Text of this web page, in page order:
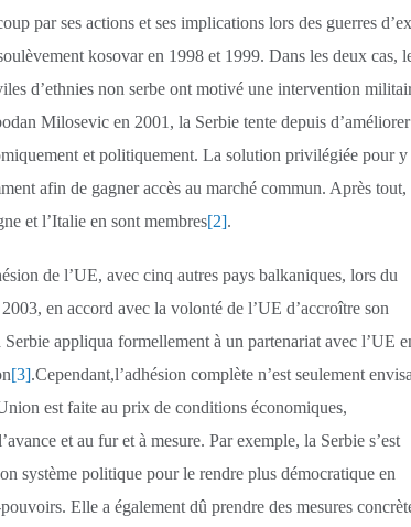
par ses actions et ses implications lors des guerres
kosovar en 1998 et 1999. Dans les deux cas,
d’ethnies non serbe ont motivé une intervention
Milosevic en 2001, la Serbie tente depuis d’améliorer
et politiquement. La solution privilégiée pour y
afin de gagner accès au marché commun. Après tout,
et l’Italie en sont membres[2].
de l’UE, avec cinq autres pays balkaniques, lors du
en accord avec la volonté de l’UE d’accroître son
appliqua formellement à un partenariat avec l’UE
[3].Cependant,l’adhésion complète n’est seulement
est faite au prix de conditions économiques,
et au fur et à mesure. Par exemple, la Serbie s’est
système politique pour le rendre plus démocratique en
Elle a également dû prendre des mesures